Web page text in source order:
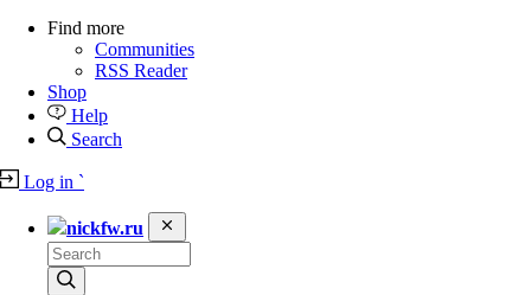
Find more
Communities
RSS Reader
Shop
Help
Search
Log in `
nickfw.ru